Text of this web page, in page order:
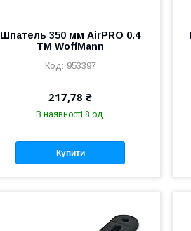
Шпатель 350 мм AirPRO 0.4
ТМ WoffMann
953397
217,78 ₴
В наявності 8 од.
Купити